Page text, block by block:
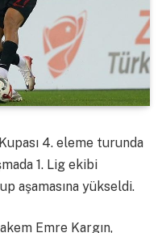
4. eleme turunda
1. Lig ekibi
aşamasına yükseldi.
Emre Kargın,